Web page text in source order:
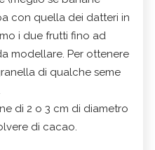
con quella dei datteri in
i due frutti fino ad
modellare. Per ottenere
di qualche seme
di 2 o 3 cm di diametro
di cacao.